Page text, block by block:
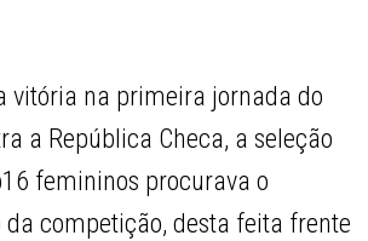
vitória na primeira jornada do
a República Checa, a seleção
femininos procurava o
competição, desta feita frente